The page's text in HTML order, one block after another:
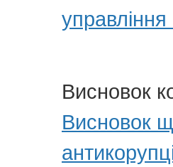
Висновок
Висновок